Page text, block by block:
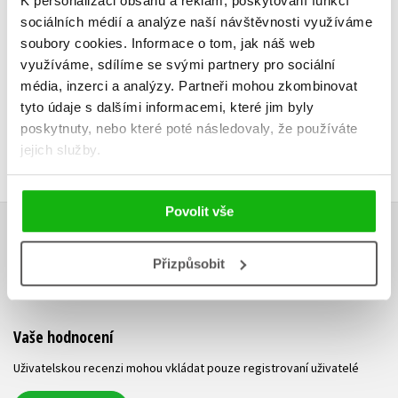
sociálních médií a analýze naší návštěvnosti využíváme
soubory cookies. Informace o tom, jak náš web
využíváme, sdílíme se svými partnery pro sociální
média, inzerci a analýzy. Partneři mohou zkombinovat
tyto údaje s dalšími informacemi, které jim byly
poskytnuty, nebo které poté následovaly, že používáte
jejich služby.
Povolit vše
Přizpůsobit
Do košíku
149 Kč
119 Kč
HODNOCENÍ ČTENÁŘŮ
V současné době nejsou vytvořena žádná uživatelská hodnocení.
Vaše hodnocení
Uživatelskou recenzi mohou vkládat pouze registrovaní uživatelé